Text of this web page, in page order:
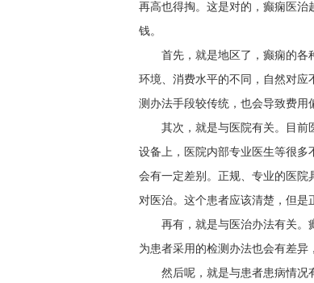
再高也得掏。这是对的，癫痫医
钱。
首先，就是地区了，癫痫的各
环境、消费水平的不同，自然对应
测办法手段较传统，也会导致费用
其次，就是与医院有关。目前
设备上，医院内部专业医生等很
会有一定差别。正规、专业的医
对医治。这个患者应该清楚，但是
再有，就是与医治办法有关。
为患者采用的检测办法也会有差异
然后呢，就是与患者患病情况